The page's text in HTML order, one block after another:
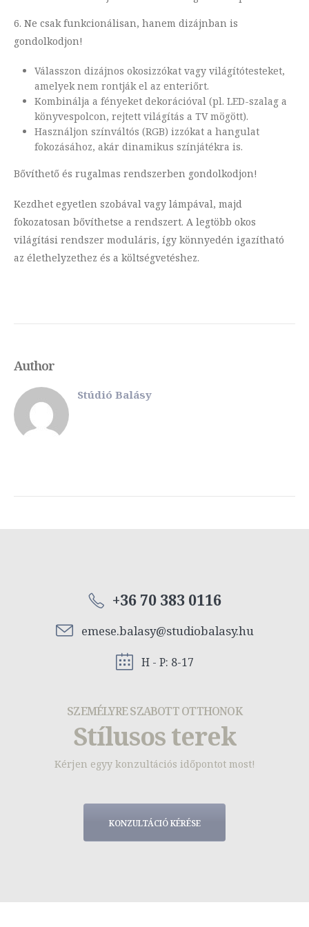
6. Ne csak funkcionálisan, hanem dizájnban is
gondolkodjon!
Válasszon dizájnos okosizzókat vagy világítótesteket,
amelyek nem rontják el az enteriőrt.
Kombinálja a fényeket dekorációval (pl. LED-szalag a
könyvespolcon, rejtett világítás a TV mögött).
Használjon színváltós (RGB) izzókat a hangulat
fokozásához, akár dinamikus színjátékra is.
Bővíthető és rugalmas rendszerben gondolkodjon!
Kezdhet egyetlen szobával vagy lámpával, majd
fokozatosan bővíthetse a rendszert. A legtöbb okos
világítási rendszer moduláris, így könnyedén igazítható
az élethelyzethez és a költségvetéshez.
Author
Stúdió Balásy
+36 70 383 0116
emese.balasy@studiobalasy.hu
H - P: 8-17
SZEMÉLYRE SZABOTT OTTHONOK
Stílusos terek
Kérjen egyy konzultációs időpontot most!
KONZULTÁCIÓ KÉRÉSE